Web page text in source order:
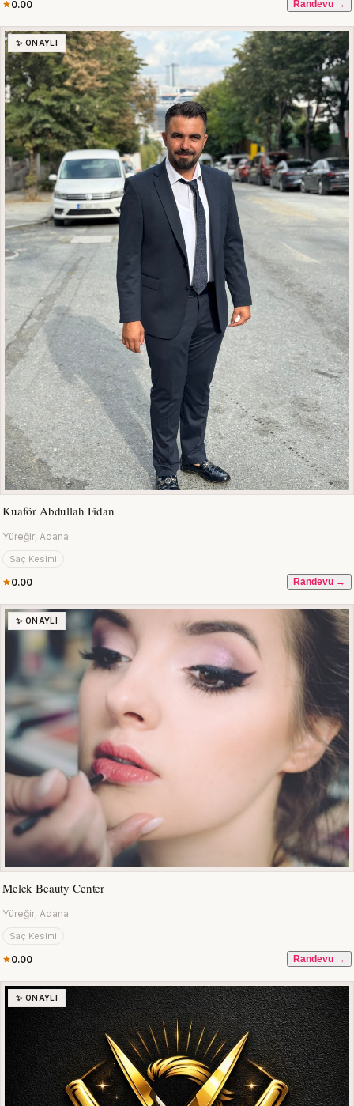
0.00 Randevu →
✨ ONAYLI
Kuaför Abdullah Fidan
Yüreğir, Adana
Saç Kesimi
0.00 Randevu →
✨ ONAYLI
Melek Beauty Center
Yüreğir, Adana
Saç Kesimi
0.00 Randevu →
✨ ONAYLI